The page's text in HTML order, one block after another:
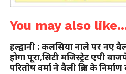
You may also
हल्द्वानी : कलसिया नाले पर नए
होगा पूरा,सिटी मजिस्ट्रेट एपी
परितोष वर्मा ने वैली ब्रिज के